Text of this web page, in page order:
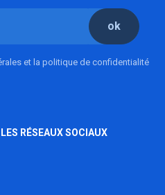
ok
et la politique de confidentialité
RÉSEAUX SOCIAUX